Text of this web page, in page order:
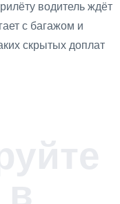
водитель ждёт
с багажом и
скрытых доплат